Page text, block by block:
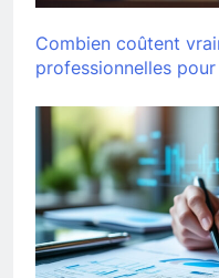
Combien coûtent
professionnelles